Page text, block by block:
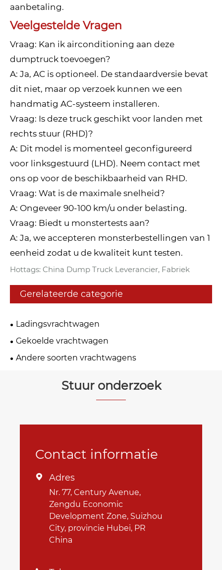
aanbetaling.
Veelgestelde Vragen
Vraag: Kan ik airconditioning aan deze
dumptruck toevoegen?
A: Ja, AC is optioneel. De standaardversie bevat
dit niet, maar op verzoek kunnen we een
handmatig AC-systeem installeren.
Vraag: Is deze truck geschikt voor landen met
rechts stuur (RHD)?
A: Dit model is momenteel geconfigureerd
voor linksgestuurd (LHD). Neem contact met
ons op voor de beschikbaarheid van RHD.
Vraag: Wat is de maximale snelheid?
A: Ongeveer 90-100 km/u onder belasting.
Vraag: Biedt u monstertests aan?
A: Ja, we accepteren monsterbestellingen van 1
eenheid zodat u de kwaliteit kunt testen.
Hottags: China Dump Truck Leverancier, Fabriek
Gerelateerde categorie
Ladingsvrachtwagen
Gekoelde vrachtwagen
Andere soorten vrachtwagens
Stuur onderzoek
Contact informatie
 Adres
Nr. 77, Century Avenue,
Zengdu Economic
Development Zone, Suizhou
City, provincie Hubei, PR
China